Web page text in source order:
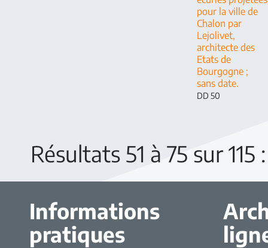
pour la ville de
Chalon par
Lejolivet,
architecte des
Etats de
Bourgogne ;
sans date.
DD 50
Résultats 51 à 75 sur
Informations
pratiques